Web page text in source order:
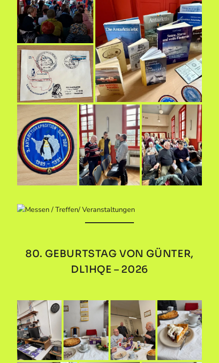
80. GEBURTSTAG VON GÜNTER,
DL1HQE – 2026